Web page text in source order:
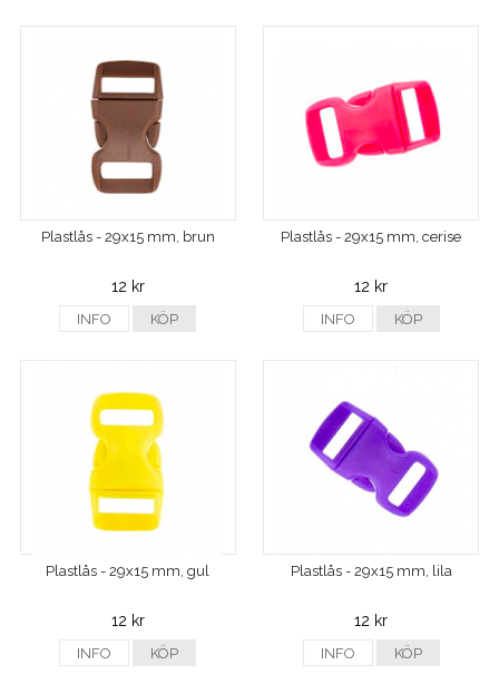
Plastlås - 29x15 mm, brun
12 kr
INFO KÖP
Plastlås - 29x15 mm, cerise
12 kr
INFO KÖP
Plastlås - 29x15 mm, gul
12 kr
INFO KÖP
Plastlås - 29x15 mm, lila
12 kr
INFO KÖP